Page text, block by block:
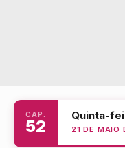
CAP.
52
Quinta-
21 DE MAIO